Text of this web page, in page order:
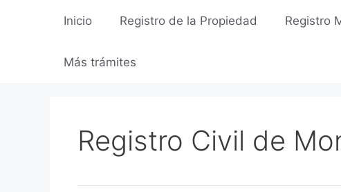
Inicio Registro de la Propiedad Registro
Más trámites
Registro Civil de